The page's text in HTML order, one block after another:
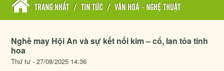
TRANG NHẤT / TIN TỨC / VĂN HOÁ - NGHỆ THUẬT
Nghề may Hội An và sự kết nối kim – cổ, lan tỏa tinh
hoa
Thứ tư - 27/08/2025 14:36